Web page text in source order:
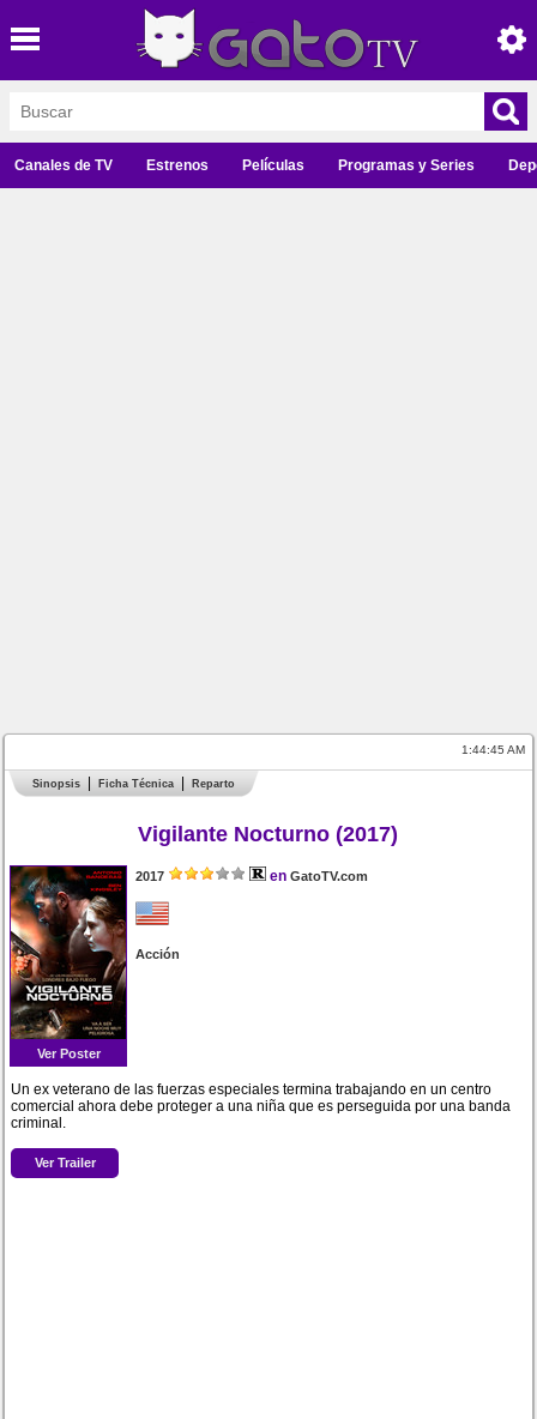
Canales de TV Estrenos Películas Programas y Series
1:44:45 AM
Sinopsis Ficha Técnica Reparto
Vigilante Nocturno (2017)
Ver Poster
2017 en GatoTV.com
Acción
Un ex veterano de las fuerzas especiales termina trabajando en un centro
comercial ahora debe proteger a una niña que es perseguida por una banda
criminal.
Ver Trailer